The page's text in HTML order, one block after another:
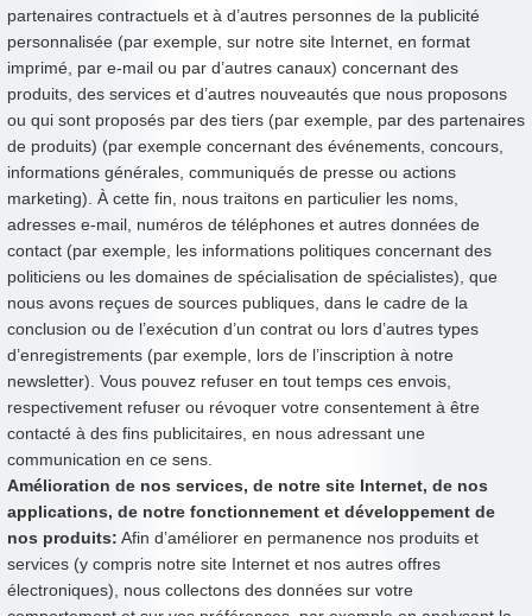
partenaires contractuels et à d’autres personnes de la publicité
personnalisée (par exemple, sur notre site Internet, en format
imprimé, par e-mail ou par d’autres canaux) concernant des
produits, des services et d’autres nouveautés que nous proposons
ou qui sont proposés par des tiers (par exemple, par des partenaires
de produits) (par exemple concernant des événements, concours,
informations générales, communiqués de presse ou actions
marketing). À cette fin, nous traitons en particulier les noms,
adresses e-mail, numéros de téléphones et autres données de
contact (par exemple, les informations politiques concernant des
politiciens ou les domaines de spécialisation de spécialistes), que
nous avons reçues de sources publiques, dans le cadre de la
conclusion ou de l’exécution d’un contrat ou lors d’autres types
d’enregistrements (par exemple, lors de l’inscription à notre
newsletter). Vous pouvez refuser en tout temps ces envois,
respectivement refuser ou révoquer votre consentement à être
contacté à des fins publicitaires, en nous adressant une
communication en ce sens.
Amélioration de nos services, de notre site Internet, de nos
applications, de notre fonctionnement et développement de
nos produits: Afin d’améliorer en permanence nos produits et
services (y compris notre site Internet et nos autres offres
électroniques), nous collectons des données sur votre